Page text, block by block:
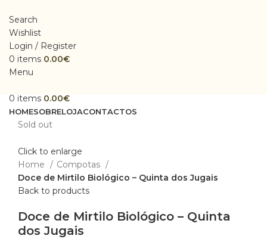
Search
Wishlist
Login / Register
0 items 0.00€
Menu
0 items 0.00€
HOMESOBRELOJACONTACTOS
Sold out
Click to enlarge
Home
Compotas
Doce de Mirtilo Biológico – Quinta dos Jugais
Back to products
Doce de Mirtilo Biológico – Quinta
dos Jugais